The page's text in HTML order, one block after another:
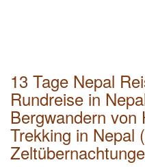
13 Tage Nepal
Rundreise in
Bergwandern von
Trekking in Nepal